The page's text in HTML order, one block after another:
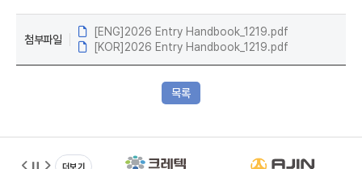
첨부파일
[ENG]2026 Entry Handbook_1219.pdf
[KOR]2026 Entry Handbook_1219.pdf
목록
대회정보
더보기